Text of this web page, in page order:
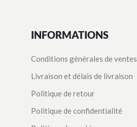
INFORMATIONS
Conditions générales de ventes
Livraison et délais de livraison
Politique de retour
Politique de confidentialité